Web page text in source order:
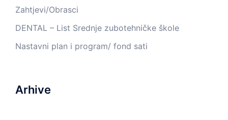
Zahtjevi/Obrasci
DENTAL – List Srednje zubotehničke škole
Nastavni plan i program/ fond sati
Arhive